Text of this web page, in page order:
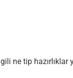
ne tip hazırlıklar